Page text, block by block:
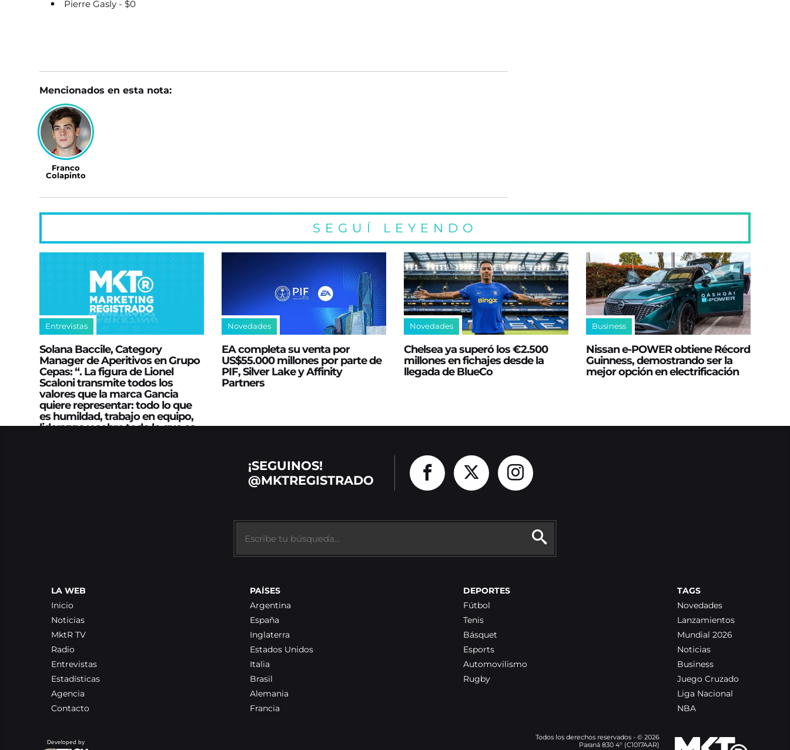
Pierre Gasly - $0
Mencionados en esta nota:
Franco
Colapinto
SEGUÍ LEYENDO
Entrevistas
Solana Baccile, Category
Manager de Aperitivos en Grupo
Cepas: “. La figura de Lionel
Scaloni transmite todos los
valores que la marca Gancia
quiere representar: todo lo que
es humildad, trabajo en equipo,
liderazgo y sobre todo lo que es
Novedades
EA completa su venta por
US$55.000 millones por parte de
PIF, Silver Lake y Affinity
Partners
Novedades
Chelsea ya superó los €2.500
millones en fichajes desde la
llegada de BlueCo
Business
Nissan e‑POWER obtiene Récord
Guinness, demostrando ser la
mejor opción en electrificación
¡SEGUINOS!
@MKTREGISTRADO
LA WEB
Inicio
Noticias
MktR TV
Radio
Entrevistas
Estadísticas
Agencia
Contacto
PAÍSES
Argentina
España
Inglaterra
Estados Unidos
Italia
Brasil
Alemania
Francia
DEPORTES
Fútbol
Tenis
Básquet
Esports
Automovilismo
Rugby
TAGS
Novedades
Lanzamientos
Mundial 2026
Noticias
Business
Juego Cruzado
Liga Nacional
NBA
Developed by
Todos los derechos reservados - © 2026
Paraná 830 4° (C1017AAR)